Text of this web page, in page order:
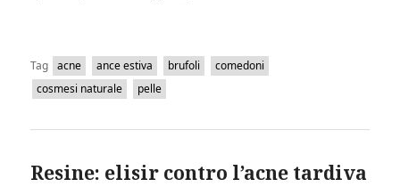
Tag acne ance estiva brufoli
comedoni
cosmesi naturale
pelle
Resine: elisir contro l’acne tardiva